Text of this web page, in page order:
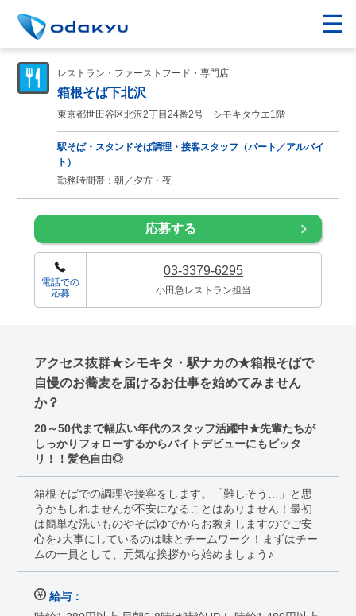
レストラン・ファーストフード・専門店
箱根そば下北沢
東京都世田谷区北沢2丁目24番2号 シモキタウエ1階
駅そば・スタンドそば調理・接客スタッフ（パート／アルバイ
ト）
勤務時間帯：朝／夕方・夜
応募する
電話での
応募
03-3379-6295
小田急レストラン担当
アクセス抜群★シモキタ・駅ナカの★箱根そばで
自慢のお蕎麦を届けるお仕事を始めてみません
か？
20～50代まで幅広い年代のスタッフ活躍中★先輩たちが
しっかりフォローするからバイトデビューにもピッタ
リ！！髪色自由◎
箱根そばでの調理や接客をします。「難しそう…」と思
うかもしれませんが不安になることはありません！最初
は簡単な洗いものやそばゆでからお教えしますのでご安
心を♪大事にしているのは味とチームワーク！まずはチー
ムの一員として、元気な挨拶から始めましょう♪
給与：